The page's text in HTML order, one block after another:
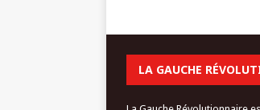
LA GAUCHE